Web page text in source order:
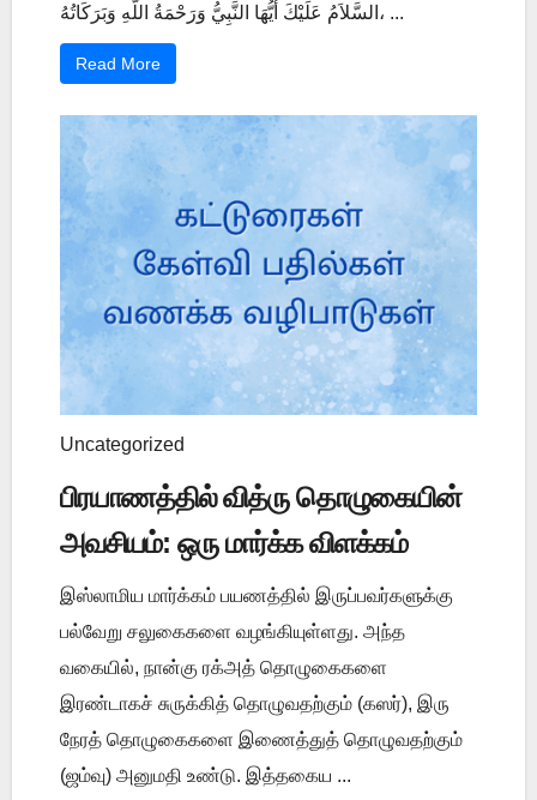
السَّلاَمُ عَلَيْكَ أَيُّهَا النَّبِيُّ وَرَحْمَةُ اللَّهِ وَبَرَكَاتُهُ، ...
Read More
Uncategorized
பிரயாணத்தில் வித்ரு தொழுகையின்
அவசியம்: ஒரு மார்க்க விளக்கம்
இஸ்லாமிய மார்க்கம் பயணத்தில் இருப்பவர்களுக்கு
பல்வேறு சலுகைகளை வழங்கியுள்ளது. அந்த
வகையில், நான்கு ரக்அத் தொழுகைகளை
இரண்டாகச் சுருக்கித் தொழுவதற்கும் (கஸர்), இரு
நேரத் தொழுகைகளை இணைத்துத் தொழுவதற்கும்
(ஜம்வு) அனுமதி உண்டு. இத்தகைய ...